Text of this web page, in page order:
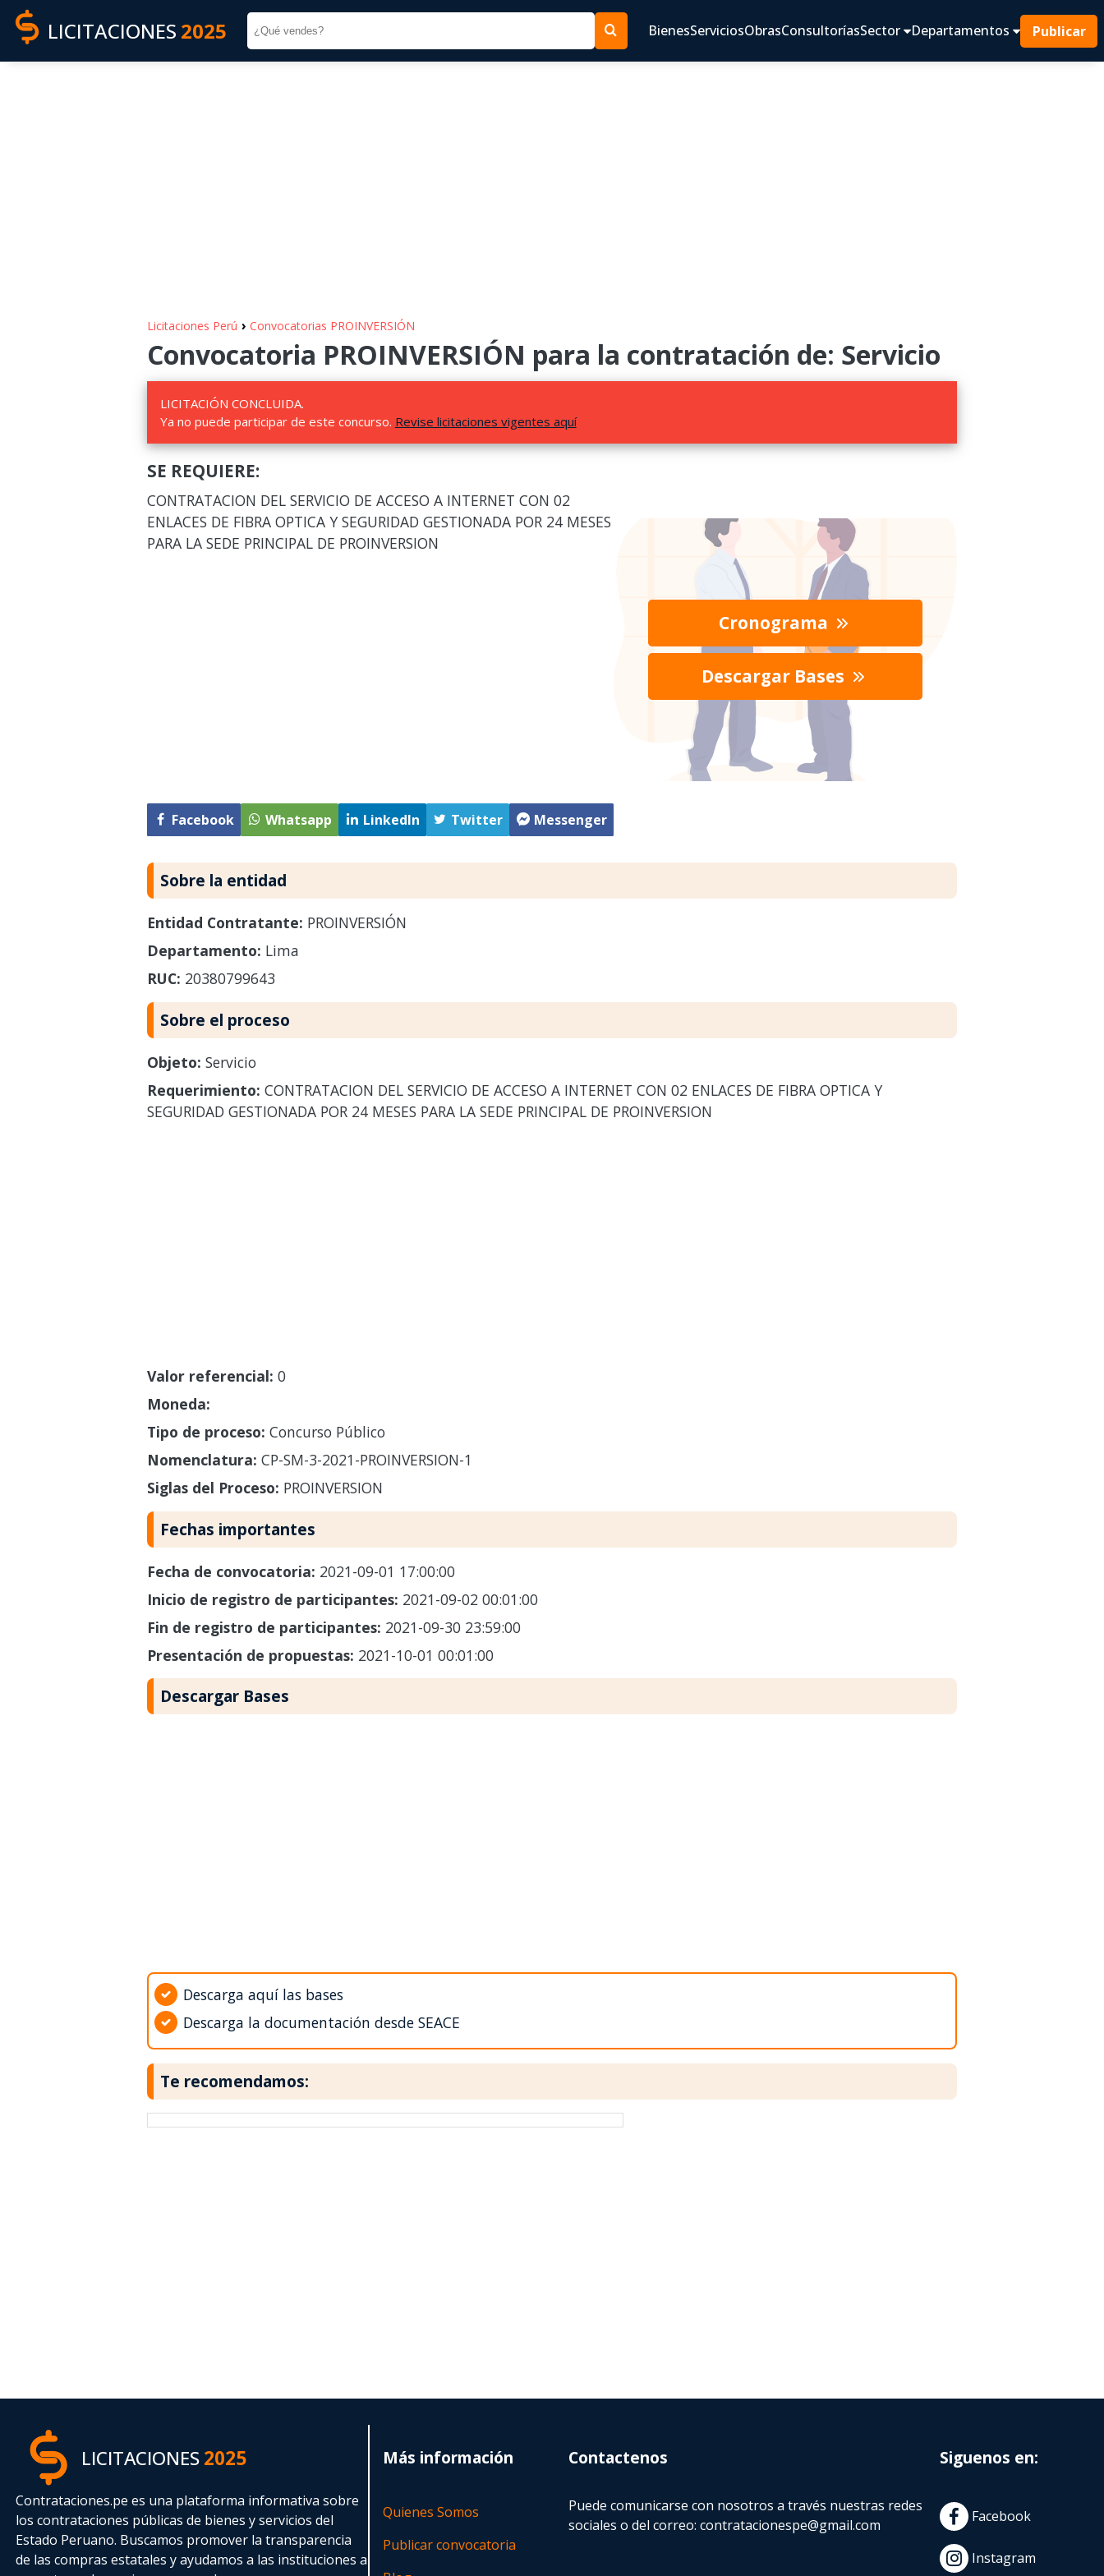
LICITACIONES 2025 BienesServiciosObrasConsultoríasSector Departamentos Publicar
Licitaciones Perú › Convocatorias PROINVERSIÓN
Convocatoria PROINVERSIÓN para la contratación de: Servicio
LICITACIÓN CONCLUIDA.
Ya no puede participar de este concurso. Revise licitaciones vigentes aquí
SE REQUIERE:
CONTRATACION DEL SERVICIO DE ACCESO A INTERNET CON 02
ENLACES DE FIBRA OPTICA Y SEGURIDAD GESTIONADA POR 24 MESES
PARA LA SEDE PRINCIPAL DE PROINVERSION
Facebook Whatsapp LinkedIn Twitter Messenger
Cronograma
Descargar Bases
Sobre la entidad
Entidad Contratante: PROINVERSIÓN
Departamento: Lima
RUC: 20380799643
Sobre el proceso
Objeto: Servicio
Requerimiento: CONTRATACION DEL SERVICIO DE ACCESO A INTERNET CON 02 ENLACES DE FIBRA OPTICA Y
SEGURIDAD GESTIONADA POR 24 MESES PARA LA SEDE PRINCIPAL DE PROINVERSION
Valor referencial: 0
Moneda:
Tipo de proceso: Concurso Público
Nomenclatura: CP-SM-3-2021-PROINVERSION-1
Siglas del Proceso: PROINVERSION
Fechas importantes
Fecha de convocatoria: 2021-09-01 17:00:00
Inicio de registro de participantes: 2021-09-02 00:01:00
Fin de registro de participantes: 2021-09-30 23:59:00
Presentación de propuestas: 2021-10-01 00:01:00
Descargar Bases
Descarga aquí las bases
Descarga la documentación desde SEACE
Te recomendamos:
LICITACIONES2025
Contrataciones.pe es una plataforma informativa sobre
los contrataciones públicas de bienes y servicios del
Estado Peruano. Buscamos promover la transparencia
de las compras estatalesy ayudamos a las instituciones a
Más información
Quienes Somos
Publicar convocatoria
Contactenos
Puede comunicarse con nosotros a través nuestras redes
sociales o del correo:contratacionespe@gmail.com
Siguenos en:
Facebook
Instagram